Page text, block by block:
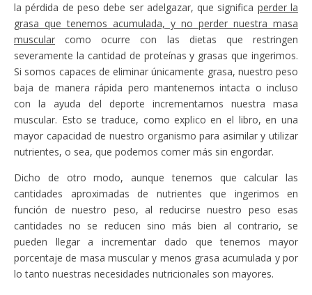
la pérdida de peso debe ser adelgazar, que significa perder la
grasa que tenemos acumulada, y no perder nuestra masa
muscular como ocurre con las dietas que restringen
severamente la cantidad de proteínas y grasas que ingerimos.
Si somos capaces de eliminar únicamente grasa, nuestro peso
baja de manera rápida pero mantenemos intacta o incluso
con la ayuda del deporte incrementamos nuestra masa
muscular. Esto se traduce, como explico en el libro, en una
mayor capacidad de nuestro organismo para asimilar y utilizar
nutrientes, o sea, que podemos comer más sin engordar.
Dicho de otro modo, aunque tenemos que calcular las
cantidades aproximadas de nutrientes que ingerimos en
función de nuestro peso, al reducirse nuestro peso esas
cantidades no se reducen sino más bien al contrario, se
pueden llegar a incrementar dado que tenemos mayor
porcentaje de masa muscular y menos grasa acumulada y por
lo tanto nuestras necesidades nutricionales son mayores.